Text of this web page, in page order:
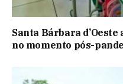
Santa Bárbara
no momento pós-